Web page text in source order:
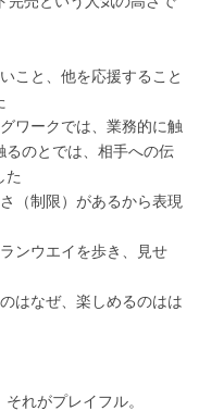
こと、他を応援すること
ワークでは、業務的に触
るのとでは、相手への伝
た
（制限）があるから表現
ンウエイを歩き、見せ
はなぜ、楽しめるのはは
れがプレイフル。